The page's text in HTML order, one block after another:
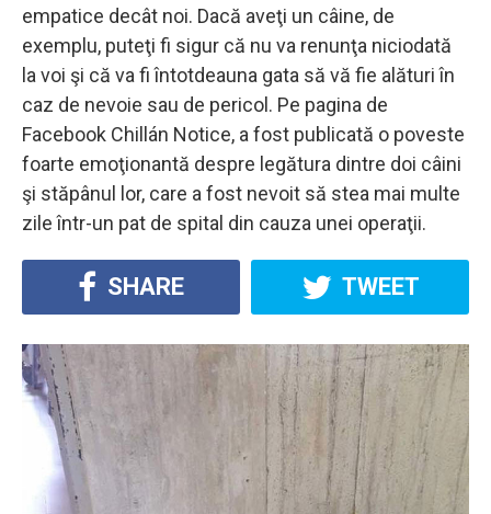
empatice decât noi. Dacă aveţi un câine, de
exemplu, puteţi fi sigur că nu va renunţa niciodată
la voi şi că va fi întotdeauna gata să vă fie alături în
caz de nevoie sau de pericol. Pe pagina de
Facebook Chillán Notice, a fost publicată o poveste
foarte emoţionantă despre legătura dintre doi câini
şi stăpânul lor, care a fost nevoit să stea mai multe
zile într-un pat de spital din cauza unei operaţii.
SHARE TWEET